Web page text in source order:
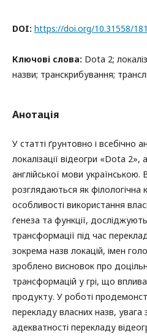
DOI: https://doi.org/10.31558/
Ключові слова: Dota 2;
назви; транскрибування;
Анотація
У статті ґрунтовно і всебічно
локалізації відеогри «Dota 2»,
англійської мови українською.
розглядаються як філологічна
особливості використання
ґенеза та функції,
трансформації під час
зокрема назв локацій, імен
зроблено висновок про
трансформацій у грі, що
продукту. У роботі
перекладу власних назв, увага
адекватності перекладу